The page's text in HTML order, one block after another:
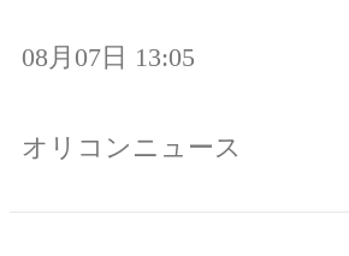
08月07日 13:05
オリコンニュース